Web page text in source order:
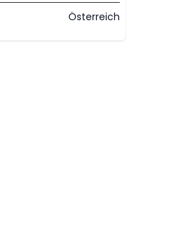
Österreich